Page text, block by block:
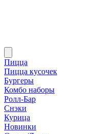
Пицца
Пицца кусочек
Бургеры
Комбо наборы
Ролл-Бар
Снэки
Курица
Новинки